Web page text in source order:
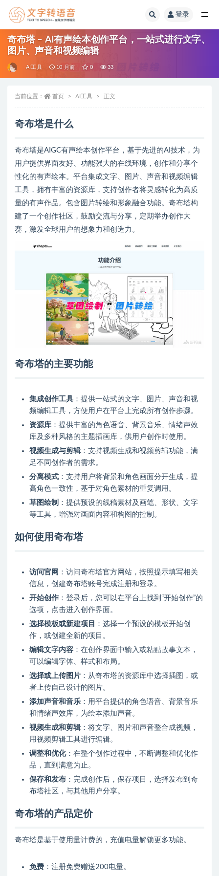
登录
奇布塔 – AI有声绘本创作平台，一站式进行文字、
图片、声音和视频编辑
AI工具 10 月前 0 33
当前位置： 首页 AI工具 正文
奇布塔是什么
奇布塔是AIGC有声绘本创作平台，基于先进的AI技术，为
用户提供界面友好、功能强大的在线环境，创作和分享个
性化的有声绘本。平台集成文字、图片、声音和视频编辑
工具，拥有丰富的资源库，支持创作者将灵感转化为高质
量的有声作品。包含图片转绘和形象融合功能。奇布塔构
建了一个创作社区，鼓励交流与分享，定期举办创作大
赛，激发全球用户的想象力和创造力。
奇布塔的主要功能
集成创作工具 ：提供一站式的文字、图片、声音和视
频编辑工具，方便用户在平台上完成所有创作步骤。
资源库 ：提供丰富的角色语音、背景音乐、情绪声效
库及多种风格的主题插画库，供用户创作时使用。
视频生成与剪辑：支持视频生成和视频剪辑功能，满
足不同创作者的需求。
分离模式 ：支持用户将背景和角色画面分开生成，提
高角色一致性，基于对角色素材的重复调用。
草图绘制 ：提供预设的线稿素材及画笔、形状、文字
等工具，增强对画面内容和构图的控制。
如何使用奇布塔
访问官网 ：访问奇布塔官方网站，按照提示填写相关
信息，创建奇布塔账号完成注册和登录。
开始创作 ：登录后，您可以在平台上找到“开始创作”的
选项，点击进入创作界面。
选择模板或新建项目
：选择一个预设的模板开始创
作，或创建全新的项目。
编辑文字内容 ：在创作界面中输入或粘贴故事文本，
可以编辑字体、样式和布局。
选择或上传图片 ：从奇布塔的资源库中选择插图，或
者上传自己设计的图片。
添加声音和音乐 ：用平台提供的角色语音、背景音乐
和情绪声效库，为绘本添加声音。
视频生成和剪辑：将文字、图片和声音整合成视频，
用视频剪辑工具进行编辑。
调整和优化：在整个创作过程中，不断调整和优化作
品，直到满意为止。
保存和发布 ：完成创作后，保存项目，选择发布到奇
布塔社区，与其他用户分享。
奇布塔的产品定价
奇布塔是基于使用量计费的，充值电量解锁更多功能。
免费 ：注册免费赠送200电量。